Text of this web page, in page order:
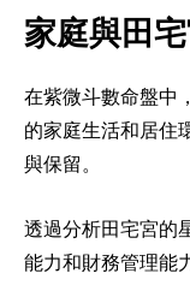
家庭與田
在紫微斗數命盤中
的家庭生活和居住
與保留。
透過分析田宅宮的
能力和財務管理能